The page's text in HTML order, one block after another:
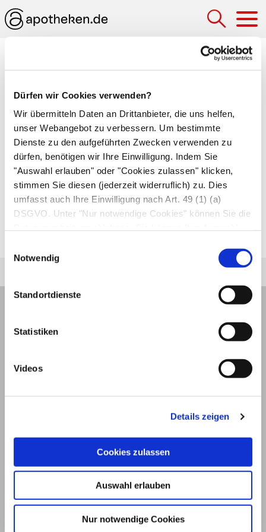
Dürfen wir Cookies verwenden?
Wir übermitteln Daten an Drittanbieter, die uns helfen,
unser Webangebot zu verbessern. Um bestimmte
Dienste zu den aufgeführten Zwecken verwenden zu
dürfen, benötigen wir Ihre Einwilligung. Indem Sie
"Auswahl erlauben" oder "Cookies zulassen" klicken,
stimmen Sie diesen (jederzeit widerruflich) zu. Dies
umfasst auch Ihre Einwilligung nach Art. 49 (1) (a)
DSGVO. Unter "Nur notwendige Cookies" können Sie die
Notwendig
Standortdienste
Statistiken
Videos
Details zeigen
Cookies zulassen
Auswahl erlauben
Nur notwendige Cookies
Chemorezeptor (Chemozeptor)
Sinneszelle, die auf chemische Stoffe oder
geladene Teilchen (Ionen) in der Luft oder in
Körperflüssigkeiten reagiert. Chemorezeptoren
spielen nicht nur eine zentrale Rolle für den
Geruchs- und Geschmackssinn, sondern sind
auch an der Steuerung vonAtmung,
GefäßspannungundSäure-Basen-Haushaltdes
menschlichen Körpers beteiligt.
© 2026
Impressum und Nutzungsbedingungen